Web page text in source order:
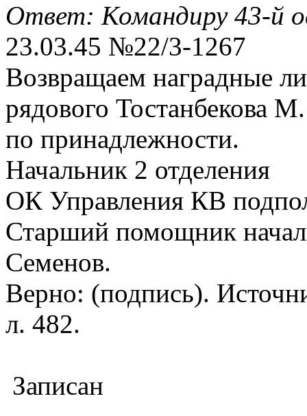
Ответ: Командиру 43-й
23.03.45 №22/3-1267
Возвращаем наградные
рядового Тостанбекова
по принадлежности.
Начальник 2 отделения
ОК Управления КВ
Старший помощник
Семенов.
Верно: (подпись).
л. 482.
Записан